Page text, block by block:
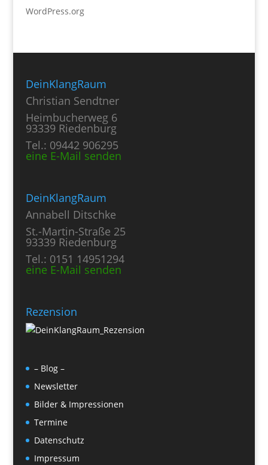
WordPress.org
DeinKlangRaum
Christian Sendtner
Heimbucherweg 6
93339 Riedenburg
Tel.: 09442 906295
eine E-Mail senden
DeinKlangRaum
Annabell Ditschke
St.-Martin-Straße 25
93339 Riedenburg
Tel.: 0151 14951294
eine E-Mail senden
Rezension
– Blog –
Newsletter
Bilder & Impressionen
Termine
Datenschutz
Impressum